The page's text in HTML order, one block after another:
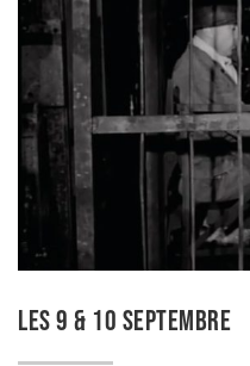
LES 9 & 10 SEPTEMBRE